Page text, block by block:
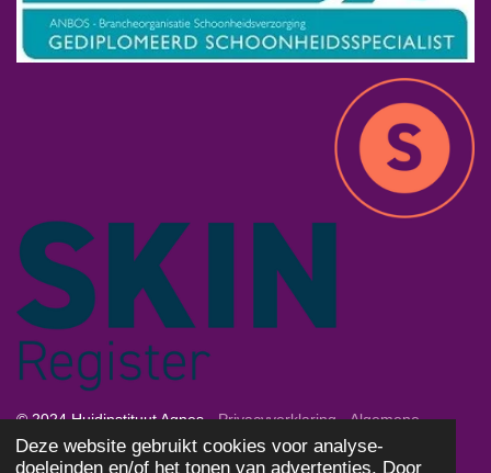
Deze website gebruikt cookies voor analyse-
doeleinden en/of het tonen van advertenties. Door
© 2024 Huidinstituut Agnes -Privacyverklaring-Algemene
Voorwaarden-Cookies